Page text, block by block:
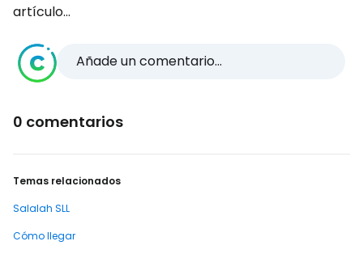
artículo...
Añade un comentario...
0 comentarios
Temas relacionados
Salalah SLL
Cómo llegar